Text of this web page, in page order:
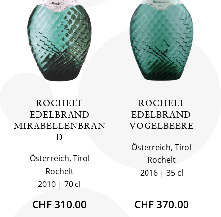
ROCHELT
EDELBRAND
MIRABELLENBRAN
D
Österreich, Tirol
Rochelt
2010
70 cl
CHF 310.00
ROCHELT
EDELBRAND
VOGELBEERE
Österreich, Tirol
Rochelt
2016
35 cl
CHF 370.00